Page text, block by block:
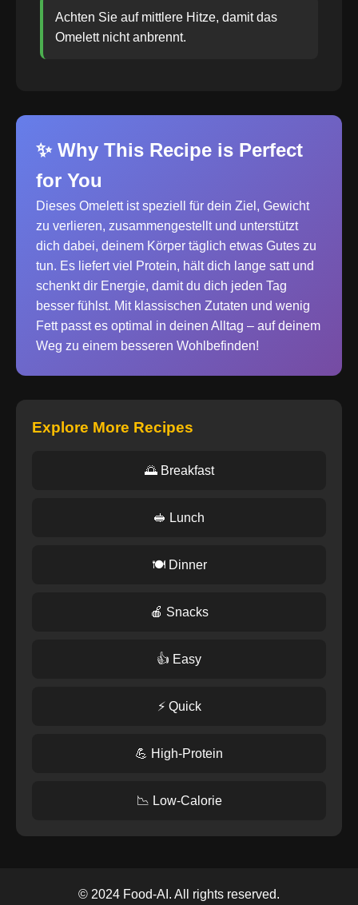
Achten Sie auf mittlere Hitze, damit das
Omelett nicht anbrennt.
✨ Why This Recipe is Perfect
for You
Dieses Omelett ist speziell für dein Ziel, Gewicht
zu verlieren, zusammengestellt und unterstützt
dich dabei, deinem Körper täglich etwas Gutes zu
tun. Es liefert viel Protein, hält dich lange satt und
schenkt dir Energie, damit du dich jeden Tag
besser fühlst. Mit klassischen Zutaten und wenig
Fett passt es optimal in deinen Alltag – auf deinem
Weg zu einem besseren Wohlbefinden!
Explore More Recipes
🌅 Breakfast
🥪 Lunch
🍽️ Dinner
🍎 Snacks
👍 Easy
⚡ Quick
💪 High-Protein
📉 Low-Calorie
© 2024 Food-AI. All rights reserved.